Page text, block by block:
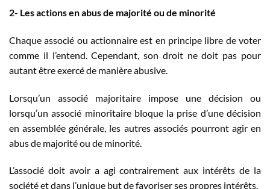
2- Les actions en abus de majorité ou de minorité
Chaque associé ou actionnaire est en principe libre de voter
comme il l’entend. Cependant, son droit ne doit pas pour
autant être exercé de manière abusive.
Lorsqu’un associé majoritaire impose une décision ou
lorsqu’un associé minoritaire bloque la prise d’une décision
en assemblée générale, les autres associés pourront agir en
abus de majorité ou de minorité.
L’associé doit avoir a agi contrairement aux intérêts de la
société et dans l’unique but de favoriser ses propres intérêts.